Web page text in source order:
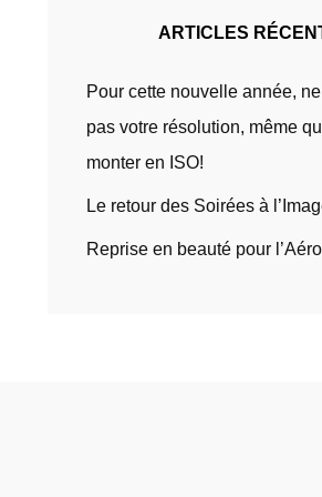
ARTICLES
Pour cette nouvelle année,
pas votre résolution, même
monter en ISO!
Le retour des Soirées à
Reprise en beauté pour